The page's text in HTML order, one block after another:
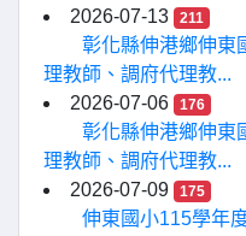
2026-07-13
211
彰化縣伸港鄉伸東
理教師、調府代理教...
2026-07-06
176
彰化縣伸港鄉伸東
理教師、調府代理教...
2026-07-09
175
伸東國小115學年